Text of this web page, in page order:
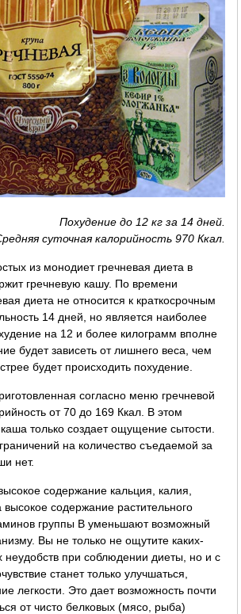
Похудение до 12 кг за 14 дней.
суточная калорийность 970 Ккал.
из монодиет гречневая диета в
гречневую кашу. По времени
диета не относится к краткосрочным
14 дней, но является наиболее
на 12 и более килограмм вполне
будет зависеть от лишнего веса, чем
будет происходить похудение.
согласно меню гречневой
от 70 до 169 Ккал. В этом
только создает ощущение сытости.
на количество съедаемой за
нет.
содержание кальция, калия,
содержание растительного
группы B уменьшают возможный
Вы не только не ощутите каких-
неудобств при соблюдении диеты, но и с
станет только улучшаться,
легкости. Это дает возможность почти
от чисто белковых (мясо, рыба)